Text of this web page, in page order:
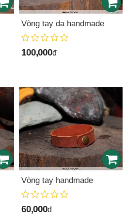
Vòng tay da handmade
100,000đ
Vòng tay handmade
60,000đ